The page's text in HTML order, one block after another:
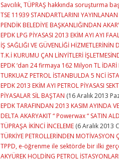
Savcılık, TÜPRAŞ hakkında soruşturma
TSE 11939 STANDARTLARINI YAYINLANAN
PENDİK BELEDİYE BAŞKANLIĞINDAN
EPDK LPG PİYASASI 2013 EKİM AYI AYI
İŞ SAĞLIĞI VE GÜVENLİĞİ HİZMETLERİNİN
T.K.İ KURUMU ÇAN LİNYİTLERİ
EPDK ‘dan 24 firmaya 162 Milyon TL İDARİ
TURKUAZ PETROL İSTANBULDA 5 NCİ
EPDK 2013 EKİM AYI PETROL PİYASASI
PİYASALAR SİL BAŞTAN (16 Aralık 2013
EPDK TARAFINDAN 2013 KASIM AYINDA
DELTA AKARYAKIT “ Powerwax “ SATIN
TÜPRAŞA İKİNCİ İNCELEME (6 Aralık 2013
TÜRKİYE PETROLLERİNDEN MOTİVASYON
TPPD, e-öğrenme ile sektörde bir ilki
AKYÜREK HOLDİNG PETROL